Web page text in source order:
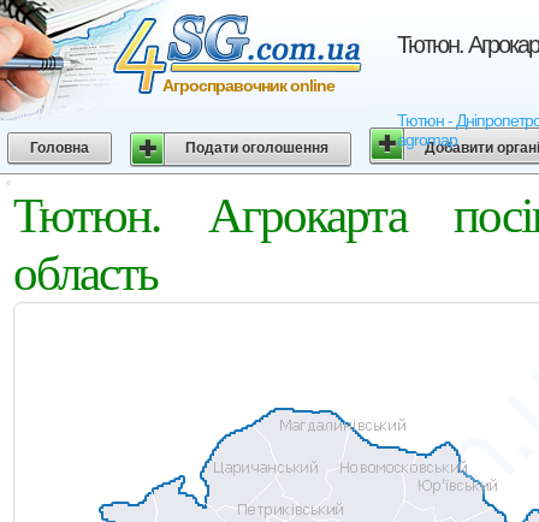
Тютюн.
Тютюн -
agromap
Агросправочник online
Головна Подати оголошення Добавити
Тютюн. Агрокарта
область